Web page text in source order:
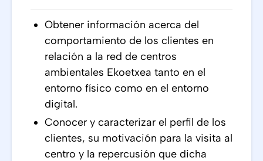
Obtener información acerca del
comportamiento de los clientes en
relación a la red de centros
ambientales Ekoetxea tanto en el
entorno físico como en el entorno
digital.
Conocer y caracterizar el perfil de los
clientes, su motivación para la visita al
centro y la repercusión que dicha